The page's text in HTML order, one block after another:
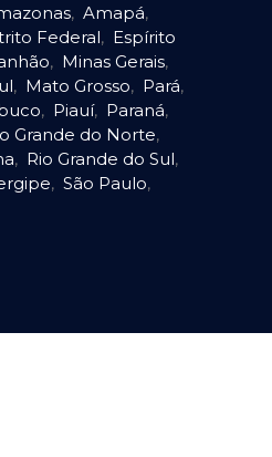
, Amapá,
Federal, Espírito
, Minas Gerais,
, Mato Grosso, Pará,
, Piauí, Paraná,
Grande do Norte,
, Rio Grande do Sul,
, São Paulo,